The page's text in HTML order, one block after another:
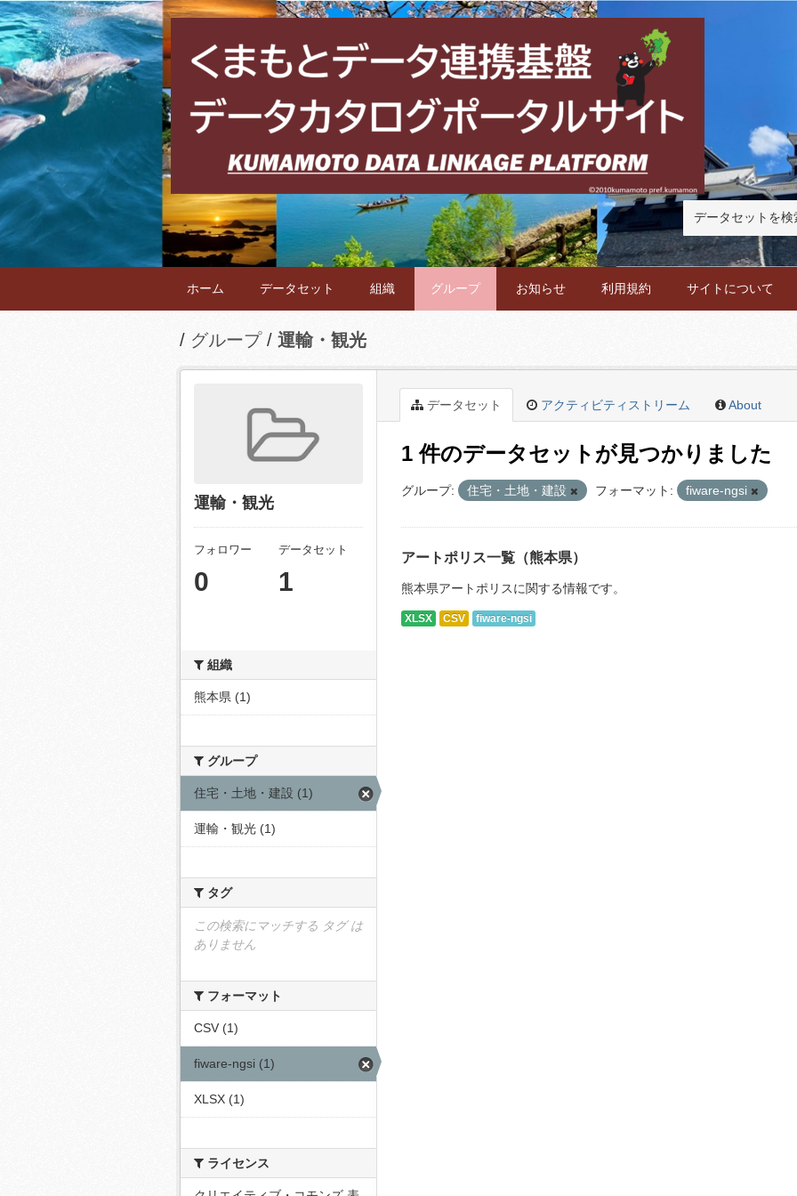
ホーム データセット 組織 グループ お知らせ 利用規約 サイトについて
グループ 運輸・観光
データセット アクティビティストリーム About
1 件のデータセットが見つかりました
グループ: 住宅・土地・建設 フォーマット: fiware-ngsi
アートポリス一覧（熊本県）
熊本県アートポリスに関する情報です。
XLSX CSV fiware-ngsi
運輸・観光
フォロワー
0
データセット
1
組織
熊本県 (1)
グループ
住宅・土地・建設 (1)
運輸・観光 (1)
タグ
この検索にマッチする タグ は
ありません
フォーマット
CSV (1)
fiware-ngsi (1)
XLSX (1)
ライセンス